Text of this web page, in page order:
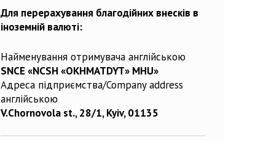
Для перерахування благодійних внесків в
іноземній валюті:
Найменування отримувача англійською
SNCE «NCSH «OKHMATDYT» MHU»
Адреса підприємства/Company address
англійською
V.Chornovola st., 28/1, Kyiv, 01135